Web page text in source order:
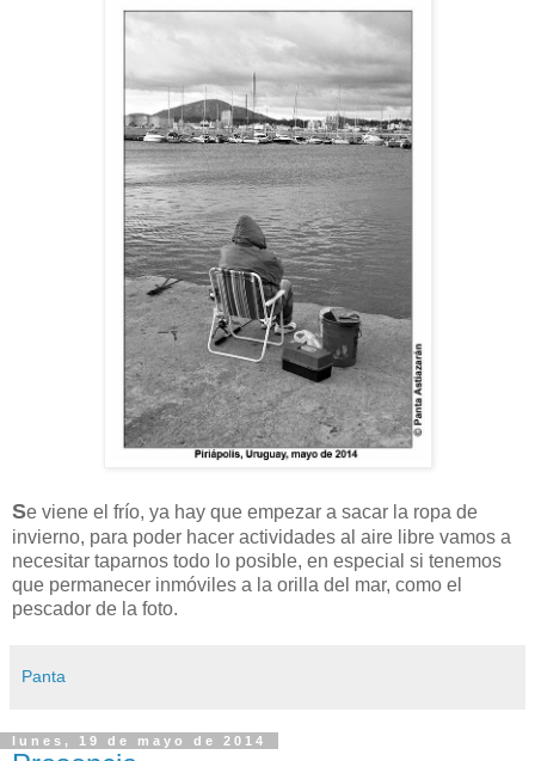
Se viene el frío, ya hay que empezar a sacar la ropa de
invierno, para poder hacer actividades al aire libre vamos a
necesitar taparnos todo lo posible, en especial si tenemos
que permanecer inmóviles a la orilla del mar, como el
pescador de la foto.
Panta
lunes, 19 de mayo de 2014